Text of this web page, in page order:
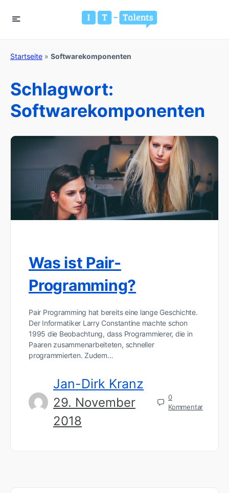
Startseite » Softwarekomponenten
Schlagwort:
Softwarekomponenten
Was ist Pair-
Programming?
Pair Programming hat bereits eine lange Geschichte.
Der Informatiker Larry Constantine machte schon
1995 die Beobachtung, dass Programmierer, die in
Paaren zusammenarbeiteten, schneller
programmierten. Zudem…
Jan-Dirk Kranz
29. November
2018
0
Kommentar